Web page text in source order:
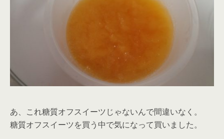
あ、これ糖質オフスイーツじゃないんで間違いなく。
糖質オフスイーツを買う中で気になって買いました。